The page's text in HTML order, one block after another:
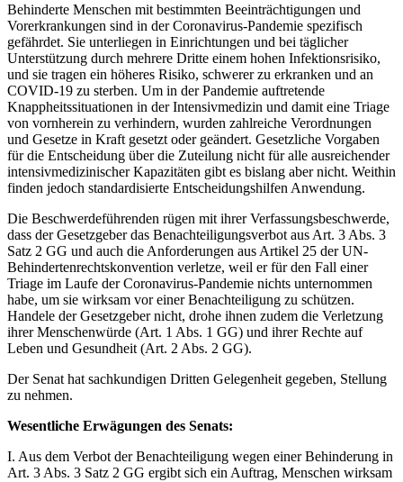
Behinderte Menschen mit bestimmten Beeinträchtigungen und
Vorerkrankungen sind in der Coronavirus-Pandemie spezifisch
gefährdet. Sie unterliegen in Einrichtungen und bei täglicher
Unterstützung durch mehrere Dritte einem hohen Infektionsrisiko,
und sie tragen ein höheres Risiko, schwerer zu erkranken und an
COVID-19 zu sterben. Um in der Pandemie auftretende
Knappheitssituationen in der Intensivmedizin und damit eine Triage
von vornherein zu verhindern, wurden zahlreiche Verordnungen
und Gesetze in Kraft gesetzt oder geändert. Gesetzliche Vorgaben
für die Entscheidung über die Zuteilung nicht für alle ausreichender
intensivmedizinischer Kapazitäten gibt es bislang aber nicht. Weithin
finden jedoch standardisierte Entscheidungshilfen Anwendung.
Die Beschwerdeführenden rügen mit ihrer Verfassungsbeschwerde,
dass der Gesetzgeber das Benachteiligungsverbot aus Art. 3 Abs. 3
Satz 2 GG und auch die Anforderungen aus Artikel 25 der UN-
Behindertenrechtskonvention verletze, weil er für den Fall einer
Triage im Laufe der Coronavirus-Pandemie nichts unternommen
habe, um sie wirksam vor einer Benachteiligung zu schützen.
Handele der Gesetzgeber nicht, drohe ihnen zudem die Verletzung
ihrer Menschenwürde (Art. 1 Abs. 1 GG) und ihrer Rechte auf
Leben und Gesundheit (Art. 2 Abs. 2 GG).
Der Senat hat sachkundigen Dritten Gelegenheit gegeben, Stellung
zu nehmen.
Wesentliche Erwägungen des Senats:
I. Aus dem Verbot der Benachteiligung wegen einer Behinderung in
Art. 3 Abs. 3 Satz 2 GG ergibt sich ein Auftrag, Menschen wirksam